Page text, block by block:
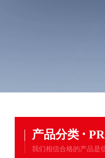
产品分类 ·
我们相信合格的产品是